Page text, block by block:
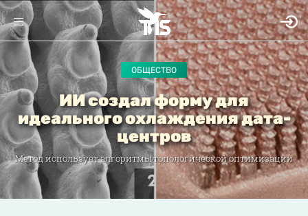
ОБЩЕСТВО
ИИ создал форму для
идеального охлаждения дата-
центров
Метод использует алгоритмы топологической оптимизации